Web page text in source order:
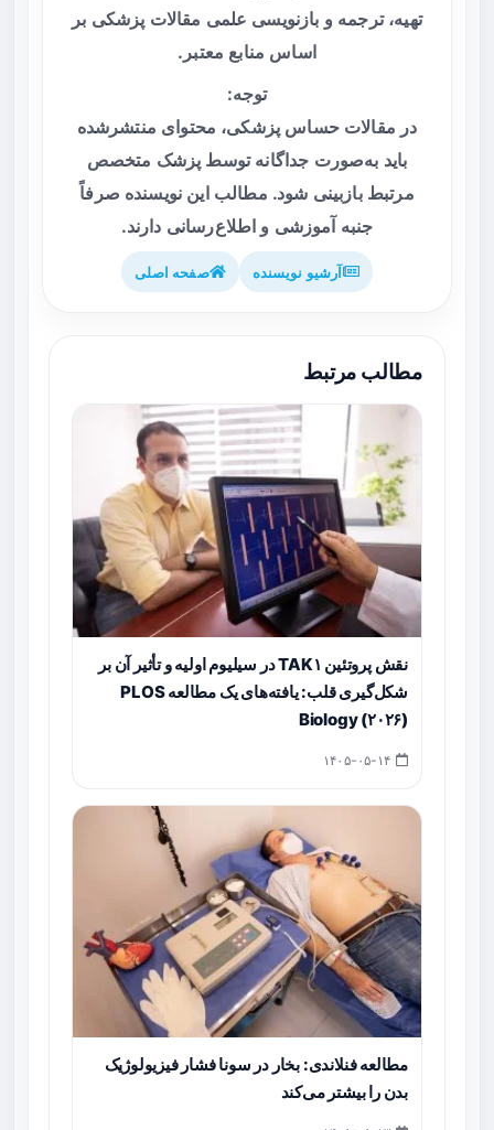
تهیه، ترجمه و بازنویسی علمی مقالات پزشکی بر
اساس منابع معتبر.
توجه:
در مقالات حساس پزشکی، محتوای منتشرشده
باید به‌صورت جداگانه توسط پزشک متخصص
مرتبط بازبینی شود. مطالب این نویسنده صرفاً
جنبه آموزشی و اطلاع‌رسانی دارند.
آرشیو نویسنده صفحه اصلی
مطالب مرتبط
نقش پروتئین TAK۱ در سیلیوم اولیه و تأثیر آن بر
شکل‌گیری قلب: یافته‌های یک مطالعه PLOS
Biology (۲۰۲۶)
مطالعه فنلاندی: بخار در سونا فشار فیزیولوژیک
بدن را بیشتر می‌کند